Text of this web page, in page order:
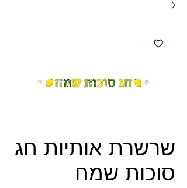
שרשרת אותיות חג
סוכות שמח